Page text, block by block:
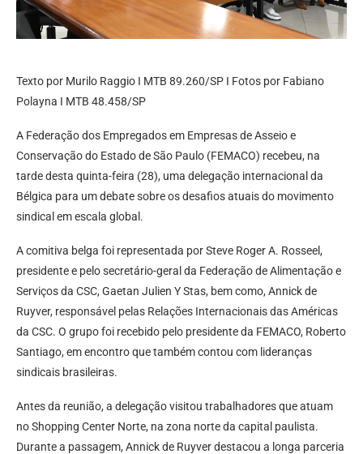
Texto por Murilo Raggio I MTB 89.260/SP I Fotos por Fabiano
Polayna I MTB 48.458/SP
A Federação dos Empregados em Empresas de Asseio e
Conservação do Estado de São Paulo (FEMACO) recebeu, na
tarde desta quinta-feira (28), uma delegação internacional da
Bélgica para um debate sobre os desafios atuais do movimento
sindical em escala global.
A comitiva belga foi representada por Steve Roger A. Rosseel,
presidente e pelo secretário-geral da Federação de Alimentação e
Serviços da CSC, Gaetan Julien Y Stas, bem como, Annick de
Ruyver, responsável pelas Relações Internacionais das Américas
da CSC. O grupo foi recebido pelo presidente da FEMACO, Roberto
Santiago, em encontro que também contou com lideranças
sindicais brasileiras.
Antes da reunião, a delegação visitou trabalhadores que atuam
no Shopping Center Norte, na zona norte da capital paulista.
Durante a passagem, Annick de Ruyver destacou a longa parceria